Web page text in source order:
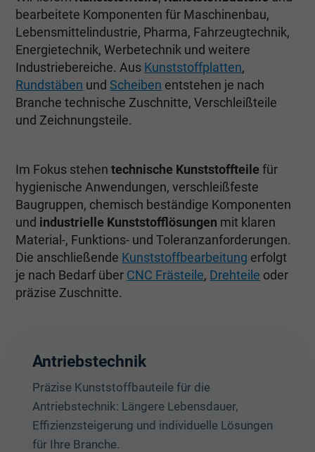
bearbeitete Komponenten für Maschinenbau,
Lebensmittelindustrie, Pharma, Fahrzeugtechnik,
Energietechnik, Werbetechnik und weitere
Industriebereiche. Aus Kunststoffplatten,
Rundstäben und Scheiben entstehen je nach
Branche technische Zuschnitte, Verschleißteile
und Zeichnungsteile.
Im Fokus stehentechnische Kunststoffteile für
hygienische Anwendungen, verschleißfeste
Baugruppen, chemisch beständige Komponenten
und industrielle Kunststofflösungen mit klaren
Material-, Funktions- und Toleranzanforderungen.
Die anschließende Kunststoffbearbeitung erfolgt
je nach Bedarf über CNC Frästeile, Drehteile oder
präzise Zuschnitte.
Antriebstechnik
Präzise Kunststoffbauteile für die
Antriebstechnik: Längere Lebensdauer,
Effizienzsteigerung und individuelle Lösungen
für Ihre Branche.